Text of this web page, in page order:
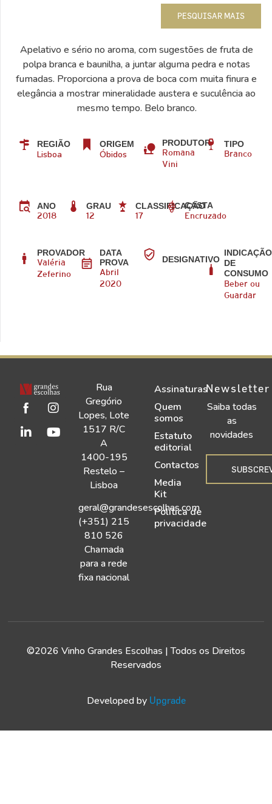
PESQUISAR MAIS
Apelativo e sério no aroma, com sugestões de fruta de
polpa branca e baunilha, a juntar alguma pedra e notas
fumadas. Proporciona a prova de boca com muita finura e
elegância a mostrar mineralidade austera e suculência ao
mesmo tempo. Belo branco.
REGIÃO
Lisboa
ORIGEM
Óbidos
PRODUTOR
Romana
Vini
TIPO
Branco
ANO
2018
GRAU
12
CLASSIFICAÇÃO
17
CASTA
Encruzado
PROVADOR
Valéria
Zeferino
DATA
PROVA
Abril
2020
DESIGNATIVO
INDICAÇÃO
DE
CONSUMO
Beber ou
Guardar
Rua
Gregório
Lopes, Lote
1517 R/C
A
1400-195
Restelo –
Lisboa
geral@grandesescolhas.com
(+351) 215
810 526
Chamada
para a rede
fixa nacional
Assinaturas
Quem
somos
Estatuto
editorial
Contactos
Media
Kit
Política de
privacidade
Newsletter
Saiba todas
as
novidades
©2026 Vinho Grandes Escolhas | Todos os Direitos
Reservados
Developed by Upgrade